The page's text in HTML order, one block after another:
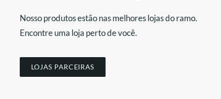
Nosso produtos estão nas melhores lojas do ramo.
Encontre uma loja perto de você.
LOJAS PARCEIRAS